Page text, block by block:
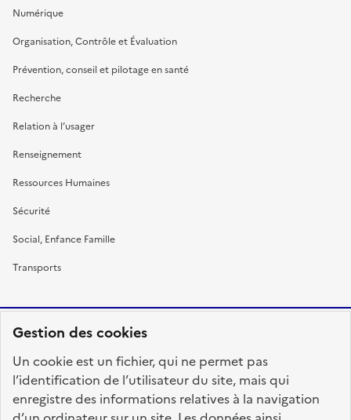
Gestion des cookies
Un cookie est un fichier, qui ne permet pas
l’identification de l’utilisateur du site, mais qui
enregistre des informations relatives à la navigation
Numérique
Organisation, Contrôle et Évaluation
Prévention, conseil et pilotage en santé
Recherche
Relation à l’usager
Renseignement
Ressources Humaines
Sécurité
Social, Enfance Famille
Transports
FRANÇAISE